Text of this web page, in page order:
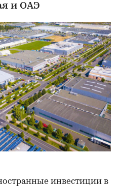
и ОАЭ
инвестиции в